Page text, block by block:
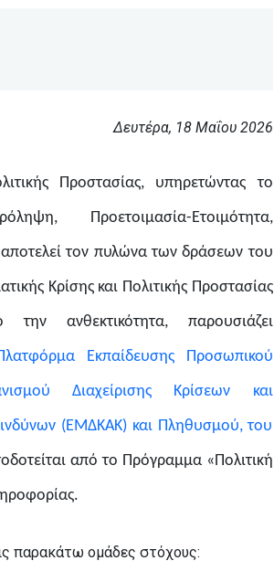
Δευτέρα, 18 Μαΐου 2026
Προστασίας, υπηρετώντας το
Προετοιμασία-Ετοιμότητα,
τον πυλώνα των δράσεων του
Κρίσης και Πολιτικής Προστασίας
ανθεκτικότητα, παρουσιάζει
Εκπαίδευσης Προσωπικού
Διαχείρισης Κρίσεων και
(ΕΜΔΚΑΚ) και Πληθυσμού, του
oτείται από το Πρόγραμμα «Πολιτική
παρακάτω ομάδες στόχους: